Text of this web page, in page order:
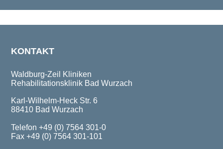
KONTAKT
Waldburg-Zeil Kliniken
Rehabilitationsklinik Bad Wurzach
Karl-Wilhelm-Heck Str. 6
88410 Bad Wurzach
Telefon +49 (0) 7564 301-0
Fax +49 (0) 7564 301-101